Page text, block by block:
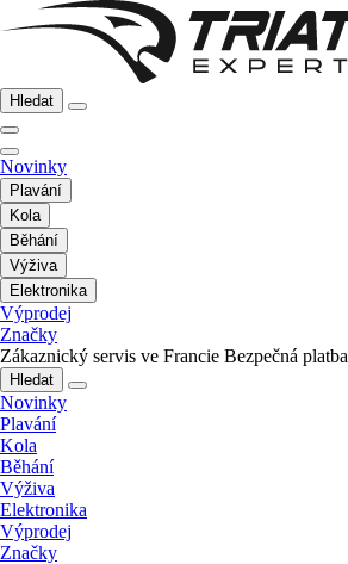
Hledat
Novinky
Plavání
Kola
Běhání
Výživa
Elektronika
Výprodej
Značky
Zákaznický servis ve Francie Bezpečná platba
Hledat
Novinky
Plavání
Kola
Běhání
Výživa
Elektronika
Výprodej
Značky